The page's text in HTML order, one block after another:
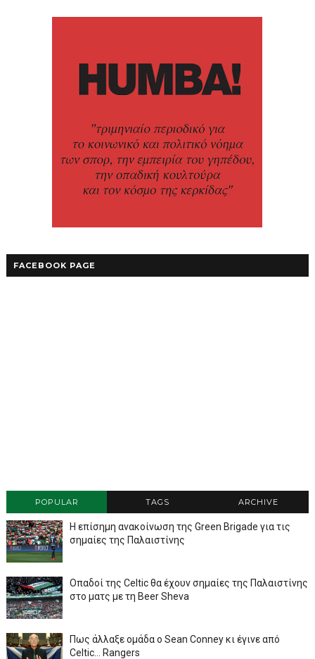
FACEBOOK PAGE
POPULAR TAGS ARCHIVE
Η επίσημη ανακοίνωση της Green Brigade για τις
σημαίες της Παλαιστίνης
Οπαδοί της Celtic θα έχουν σημαίες της Παλαιστίνης
στο ματς με τη Beer Sheva
Πως άλλαξε ομάδα ο Sean Conney κι έγινε από
Celtic... Rangers